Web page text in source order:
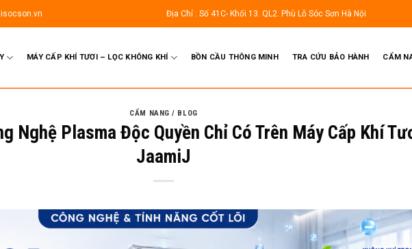
Địa Chỉ : Số 41C- Khối 13. QL2. Phù Lỗ Sóc Sơn Hà Nội
MÁY CẤP KHÍ TƯƠI – LỌC KHÔNG KHÍ BỒN CẦU THÔNG MINH TRA CỨU BẢO HÀNH CẨM
CẨM NANG / BLOG
Nghệ Plasma Độc Quyền Chỉ Có Trên Máy Cấp Khí
JaamiJ